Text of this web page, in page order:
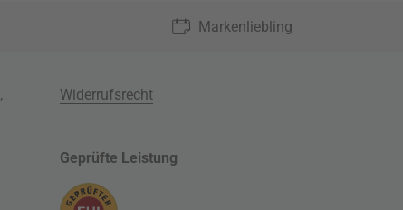
Markenliebling
,
Widerrufsrecht
Geprüfte Leistung